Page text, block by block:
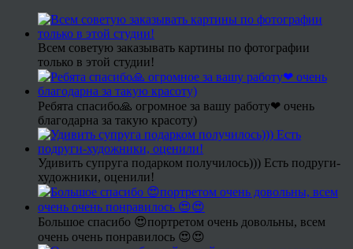
Всем советую заказывать картины по фотографии
только в этой студии!
Ребята спасибо🙏 огромное за вашу работу❤ очень
благодарна за такую красоту)
Удивить супруга подарком получилось))) Есть подруги-
художники, оценили!
Большое спасибо 😍портретом очень довольны, всем
очень очень понравилось 😍😍